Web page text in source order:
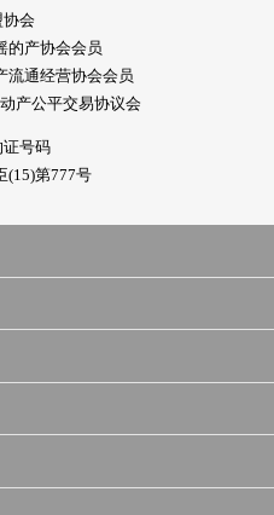
协会
的产协会会员
流通经营协会会员
产公平交易协议会
证号码
(15)第777号